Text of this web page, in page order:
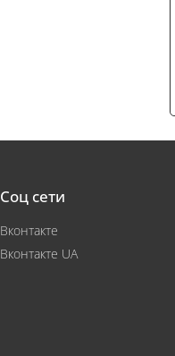
Соц сети
Вконтакте
Вконтакте UA